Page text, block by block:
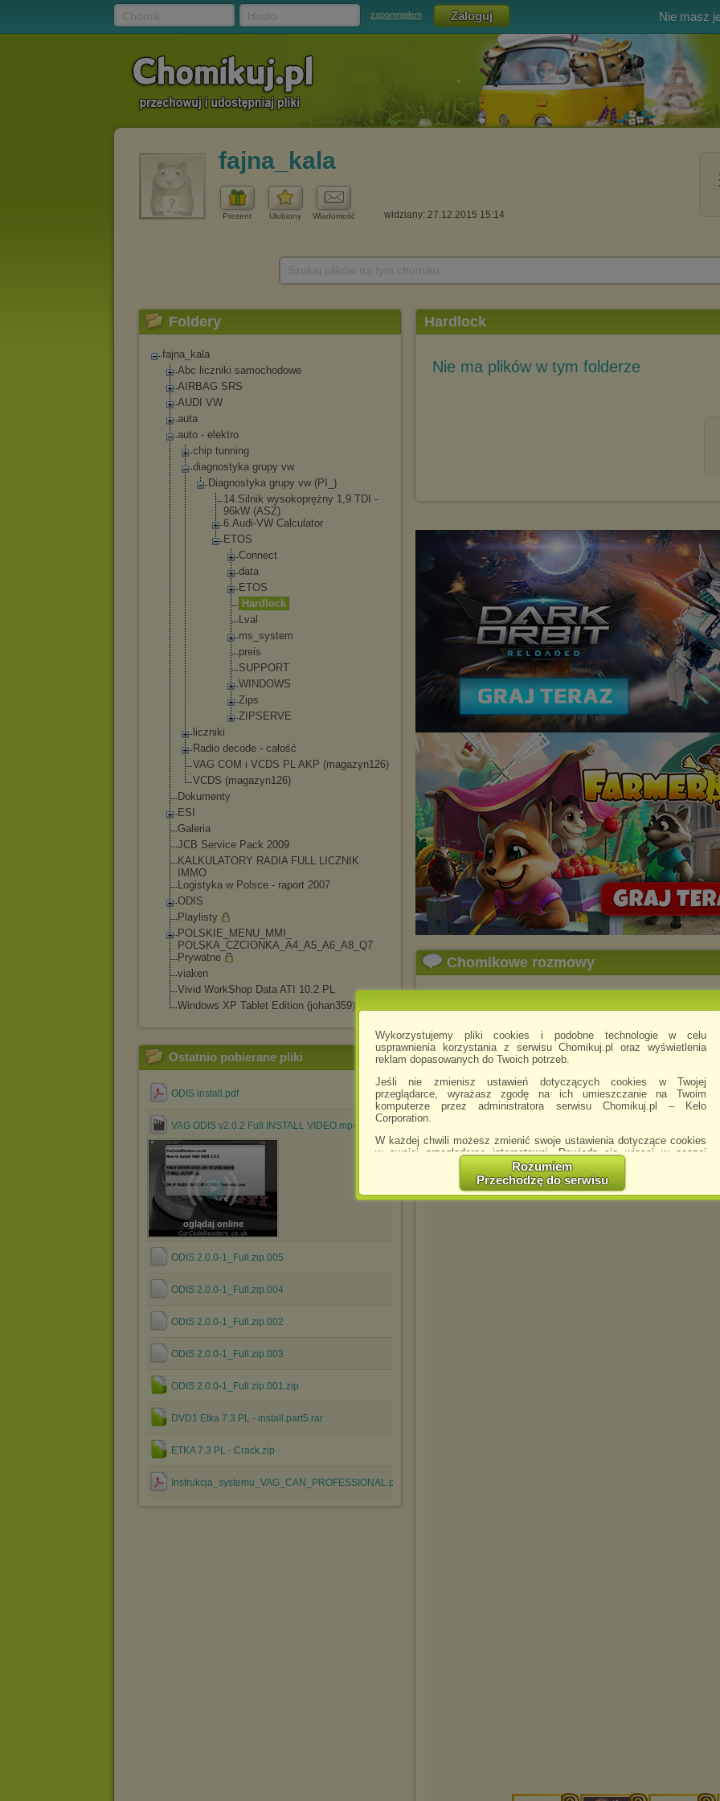
Wykorzystujemy pliki cookies i podobne technologie w celu
usprawnienia korzystania z serwisu Chomikuj.pl oraz wyświetlenia
reklam dopasowanych do Twoich potrzeb.
Jeśli nie zmienisz ustawień dotyczących cookies w Twojej
przeglądarce, wyrażasz zgodę na ich umieszczanie na Twoim
komputerze przez administratora serwisu Chomikuj.pl – Kelo
Corporation.
W każdej chwili możesz zmienić swoje ustawienia dotyczące cookies
w swojej przeglądarce internetowej. Dowiedz się więcej w naszej
http://chomikuj.pl/PolitykaPrywatnosci.aspx
Jednocześnie informujemy że zmiana ustawień przeglądarki może
spowodować ograniczenie korzystania ze strony Chomikuj.pl.
Rozumiem
Przechodzę do serwisu
zapomniałem Nie masz
fajna_kala
Prezent Ulubiony Wiadomość widziany: 27.12.2015 15:14
Foldery
fajna_kala
Abc liczniki samochodowe
AIRBAG SRS
AUDI VW
auta
auto - elektro
chip tunning
diagnostyka grupy vw
Diagnostyka grupy vw (PI_)
14.Silni k wysokoprężny 1,9 TDI -
96kW (ASZ)
6.Audi-VW Calculator
ETOS
Connect
data
ETOS
Hardl ock
Lval
ms_system
preis
SUPPORT
WINDOWS
Zips
ZIPSE RVE
liczniki
Radio decode - całość
VAG COM i VCDS PL AKP (magazyn126)
VCDS (magazyn126)
Dokumenty
ESI
Galeria
JCB Service Pack 2009
KALKULATORY RADIA FULL LICZNIK
IMMO
Logistyka w Polsce - raport 2007
ODIS
Playlisty
POLSKIE_MENU_MMI_
POLSKA_CZCIONKA_A4_A5_A6_A8_Q7
Prywatne
viaken
Vivid WorkShop Data ATI 10.2 PL
Windows XP Tablet Edition (johan359)
Ostatnio pobierane pliki
ODIS install.pdf
VAG ODIS v2.0.2 Full INSTALL VIDEO.mp4
oglądaj online
ODIS 2.0.0-1_Full.zip.005
ODIS 2.0.0-1_Full.zip.004
ODIS 2.0.0-1_Full.zip.002
ODIS 2.0.0-1_Full.zip.003
ODIS 2.0.0-1_Full.zip.001.zip
DVD1 Etka 7.3 PL - install.part5.rar
ETKA 7.3 PL - Crack.zip
Instrukcja_systemu_VAG_CAN_PROFESSIONAL.pdf
Hardlock
Nie ma plików w tym folderze
Chomikowe rozmowy
napisano 11.10.2013
„Bogactwo pochodzi z posiadania
— Dan Kennedy (Multimilioner,
za 1 dzień konsultacji doradzając firmom
Sezar18 napisano 28.10.2013 13:35